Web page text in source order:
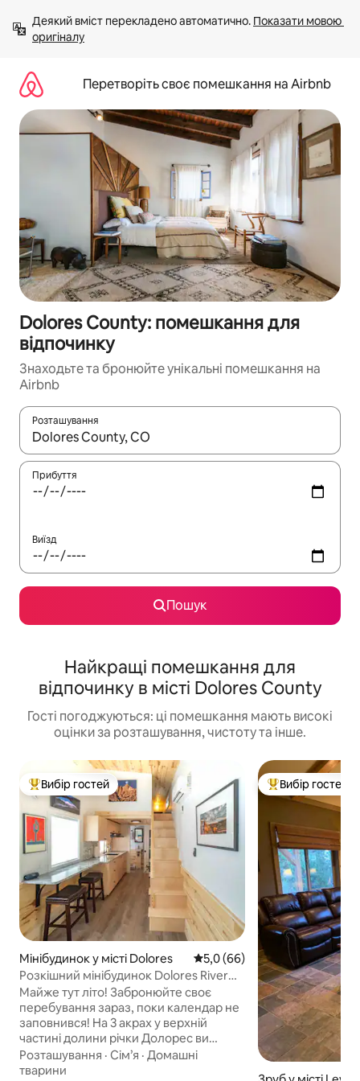
вмісту
Деякий вміст перекладено автоматично. Показати мовою
оригіналу
Перетворіть своє помешкання на Airbnb
Dolores County: помешкання для
відпочинку
Знаходьте та бронюйте унікальні помешкання на
Airbnb
Розташування
Отримавши результати пошуку, використовуйте для
Прибуття
Виїзд
Пошук
Найкращі помешкання для
відпочинку в місті Dolores County
Гості погоджуються: ці помешкання мають високі
оцінки за розташування, чистоту та інше.
Топ вибір гостей
Вибір гостей
Мінібудинок у місті Dolores Середня оцінка: 5,0 з 5,
5,0 (66)
Розкішний мінібудинок Dolores River
Valley Serenity
Майже тут літо! Забронюйте своє
перебування зараз, поки календар не
заповнився! На 3 акрах у верхній
частині долини річки Долорес ви
знаходитесь в 10 хвилинах від
Долорес і в 55 милях від Теллурайда.
Розташування · Сім’я · Домашні
тварини
Топ вибір гостей
Вибір гостей